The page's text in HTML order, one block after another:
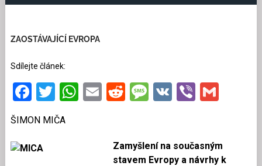
ZAOSTÁVAJÍCÍ EVROPA
Sdílejte článek:
Facebook
Twitter
WhatsApp
EmailRedditMessage
VKViber
ŠIMON MIČA
Zamyšlení na současným
stavem Evropy a návrhy k